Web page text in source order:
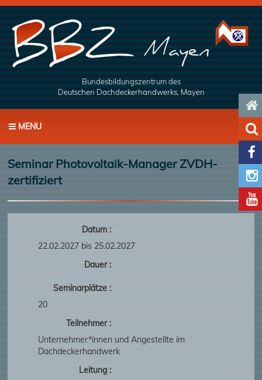





Bundesbildungszentrum des
Deutschen Dachdeckerhandwerks, Mayen
MENU
Seminar Photovoltaik-Manager ZVDH-
zertifiziert
Datum :
22.02.2027 bis 25.02.2027
Dauer :
Seminarplätze :
20
Teilnehmer :
Unternehmer*innen und Angestellte im
Dachdeckerhandwerk
Leitung :